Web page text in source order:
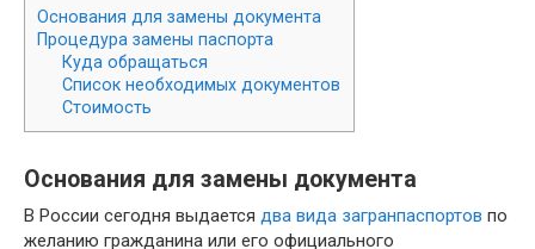
Основания для замены документа
Процедура замены паспорта
Куда обращаться
Список необходимых документов
Стоимость
Основания для замены документа
В России сегодня выдается два вида загранпаспортов по
желанию гражданина или его официального